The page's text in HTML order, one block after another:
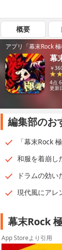
概要
アプリ「幕末Rock
幕
￥
4点
更新
編集部のお
「幕末Rock
和服を着崩し
ドラムの効
現代風にアレ
幕末Rock
App Storeより引用